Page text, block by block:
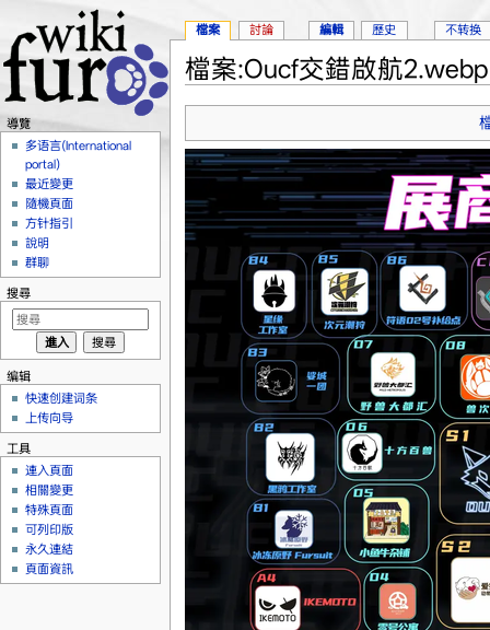
檔案:Oucf交錯啟航2.webp
檔案 討論 編輯 歷史 不转换
導覽
多语言(International
portal)
最近變更
隨機頁面
方针指引
說明
群聊
搜尋
编辑
快速创建词条
上传向导
工具
連入頁面
相關變更
特殊頁面
可列印版
永久連結
頁面資訊